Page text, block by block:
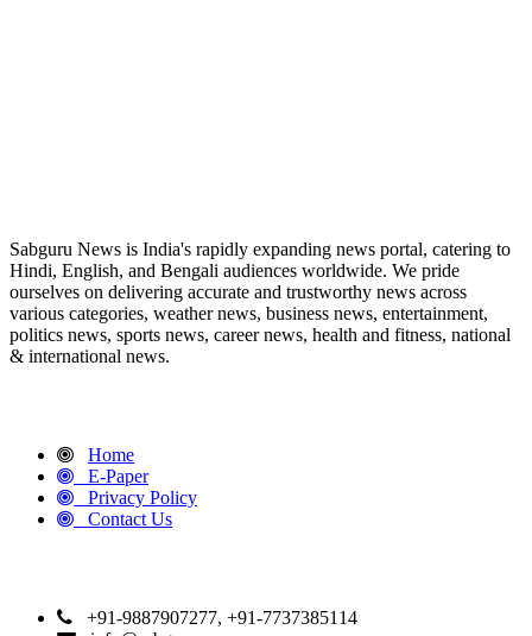
Sabguru News is India's rapidly expanding news portal, catering to
Hindi, English, and Bengali audiences worldwide. We pride
ourselves on delivering accurate and trustworthy news across
various categories, weather news, business news, entertainment,
politics news, sports news, career news, health and fitness, national
& international news.
Home
E-Paper
Privacy Policy
Contact Us
+91-9887907277, +91-7737385114